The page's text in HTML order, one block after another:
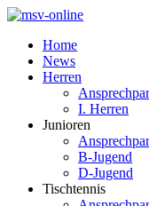
Home
News
Herren
I. Herren
Junioren
B-Jugend
D-Jugend
Tischtennis